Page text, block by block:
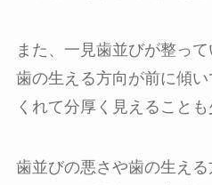
また、一見歯並びが整って
歯の生える方向が前に傾
くれて分厚く見えることも
歯並びの悪さや歯の生え